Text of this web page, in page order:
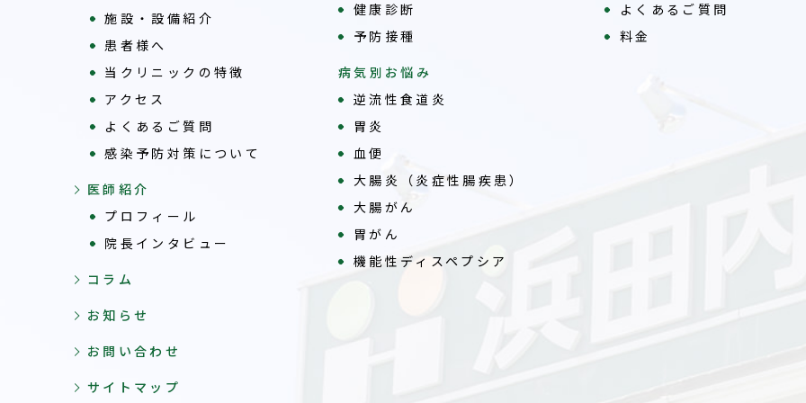
施設・設備紹介
患者様へ
当クリニックの特徴
アクセス
よくあるご質問
感染予防対策について
医師紹介
プロフィール
院長インタビュー
コラム
お知らせ
お問い合わせ
サイトマップ
健康診断
予防接種
病気別お悩み
逆流性食道炎
胃炎
血便
大腸炎（炎症性腸疾患）
大腸がん
胃がん
機能性ディスペプシア
よくあるご質問
料金